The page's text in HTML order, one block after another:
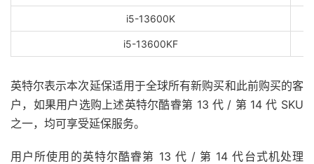
i5-13600K
i5-13600KF
英特尔表示本次延保适用于全球所有新购买和此前购买的客
户，如果用户选购上述英特尔酷睿第 13 代 / 第 14 代 SKU
之一，均可享受延保服务。
用户所使用的英特尔酷睿第 13 代 / 第 14 代台式机处理